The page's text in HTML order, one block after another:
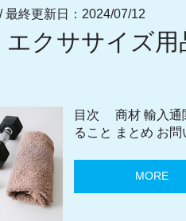
/最終更新日：2024/07/12
エクササイズ用
目次 商材 輸入通
ること まとめ お
MORE